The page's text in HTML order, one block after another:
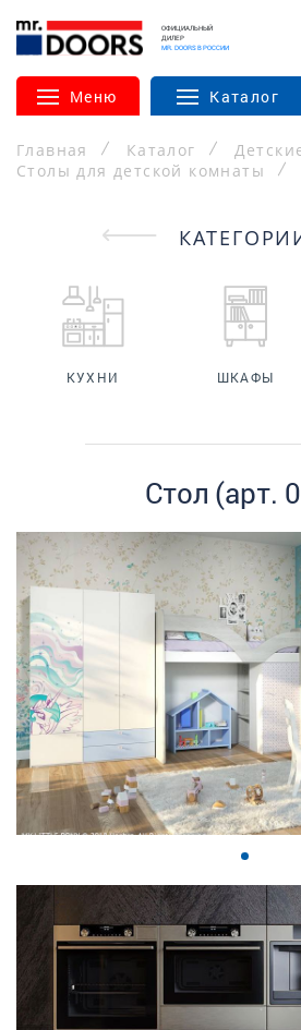
ОФИЦИАЛЬНЫЙ
ДИЛЕР
MR. DOORS В РОССИИ
Меню Каталог
Главная Каталог
Столы для детской комнаты
КУХНИ ШКАФЫ
Стол (арт.